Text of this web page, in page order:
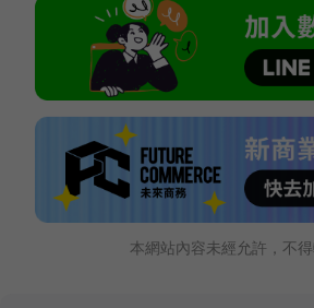
本網站內容未經允許，不得